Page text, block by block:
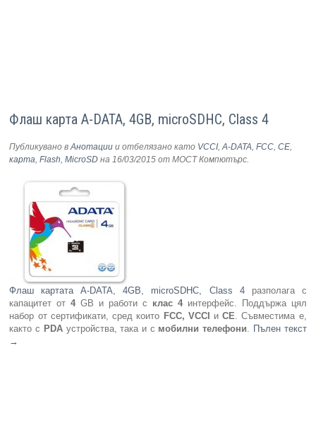
Флаш карта A-DATA, 4GB, microSDHC, Class 4
Публикувано вАнотации и отбелязано като VCCI,A-DATA,FCC,CE,
карта,Flash,MicroSD на 16/03/2015 от МОСТ Компютърс.
Флаш картата A-DATA, 4GB, microSDHC, Class 4разполага с
капацитет от4 GB и работи с клас 4интерфейс. Поддържа цял
набор от сертификати, сред които FCC, VCCI иCE. Съвместима е,
както с PDAустройства, така и с мобилни телефони. Пълен текст
→